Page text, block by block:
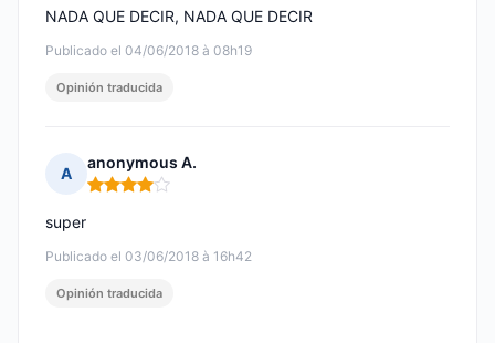
Publicado el 04/06/2018 à 08h19
NADA QUE DECIR, NADA QUE DECIR
Opinión traducida
A
anonymous A.
Nota: 4 de 5
Publicado el 03/06/2018 à 16h42
super
Opinión traducida